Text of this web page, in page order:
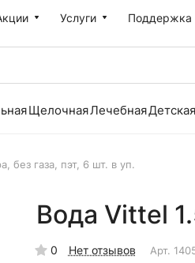
Услуги Поддержка
ЩелочнаяЛечебнаяДетская
без газа, пэт, 6 шт. в уп.
Вода Vittel
0 Нет отзывов Арт.